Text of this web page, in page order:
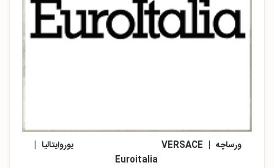
ورساچه | VERSACE یوروایتالیا |
Euroitalia